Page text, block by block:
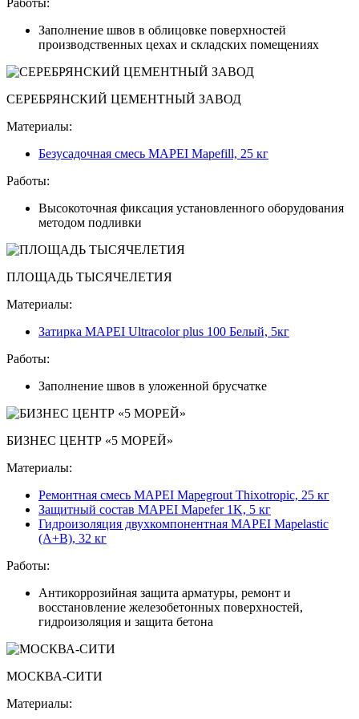
Заполнение швов в облицовке поверхностей
производственных цехах и складских помещениях
СЕРЕБРЯНСКИЙ ЦЕМЕНТНЫЙ ЗАВОД
Материалы:
Безусадочная смесь MAPEI Mapefill, 25 кг
Работы:
Высокоточная фиксация установленного оборудования
методом подливки
ПЛОЩАДЬ ТЫСЯЧЕЛЕТИЯ
Материалы:
Затирка MAPEI Ultracolor plus 100 Белый, 5кг
Работы:
Заполнение швов в уложенной брусчатке
БИЗНЕС ЦЕНТР «5 МОРЕЙ»
Материалы:
Ремонтная смесь MAPEI Mapegrout Thixotropic, 25 кг
Защитный состав MAPEI Mapefer 1K, 5 кг
Гидроизоляция двухкомпонентная MAPEI Mapelastic
(А+B), 32 кг
Работы:
Антикоррозийная защита арматуры, ремонт и
восстановление железобетонных поверхностей,
гидроизоляция и защита бетона
МОСКВА-СИТИ
Материалы: